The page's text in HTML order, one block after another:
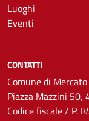
Luoghi
Eventi
CONTATTI
Comune di
Piazza Mazzini 50,
Codice fiscale / P.